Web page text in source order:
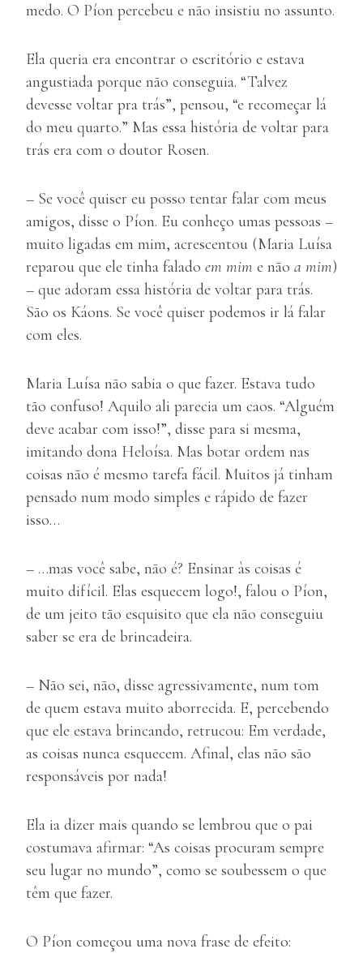
medo. O Píon percebeu e não insistiu no assunto.
Ela queria era encontrar o escritório e estava
angustiada porque não conseguia. “Talvez
devesse voltar pra trás”, pensou, “e recomeçar lá
do meu quarto.” Mas essa história de voltar para
trás era com o doutor Rosen.
– Se você quiser eu posso tentar falar com meus
amigos, disse o Píon. Eu conheço umas pessoas –
muito ligadas em mim, acrescentou (Maria Luísa
reparou que ele tinha falado em mim e não a mim)
– que adoram essa história de voltar para trás.
São os Káons. Se você quiser podemos ir lá falar
com eles.
Maria Luísa não sabia o que fazer. Estava tudo
tão confuso! Aquilo ali parecia um caos. “Alguém
deve acabar com isso!”, disse para si mesma,
imitando dona Heloísa. Mas botar ordem nas
coisas não é mesmo tarefa fácil. Muitos já tinham
pensado num modo simples e rápido de fazer
isso…
– …mas você sabe, não é? Ensinar às coisas é
muito difícil. Elas esquecem logo!, falou o Píon,
de um jeito tão esquisito que ela não conseguiu
saber se era de brincadeira.
– Não sei, não, disse agressivamente, num tom
de quem estava muito aborrecida. E, percebendo
que ele estava brincando, retrucou: Em verdade,
as coisas nunca esquecem. Afinal, elas não são
responsáveis por nada!
Ela ia dizer mais quando se lembrou que o pai
costumava afirmar: “As coisas procuram sempre
seu lugar no mundo”, como se soubessem o que
têm que fazer.
O Píon começou uma nova frase de efeito: